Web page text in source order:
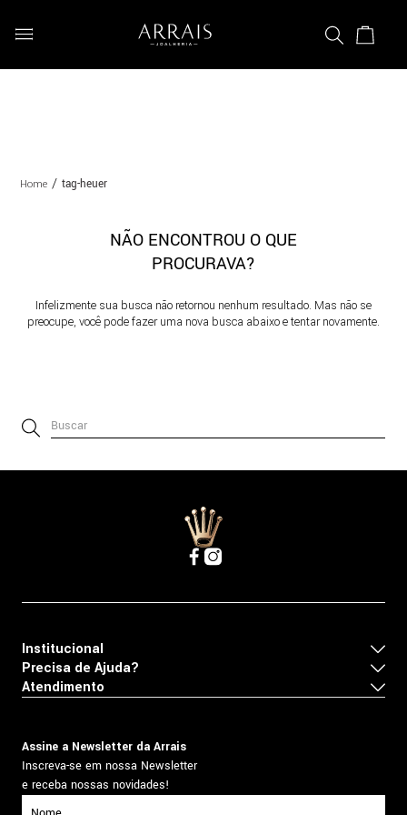
tag-heuer
NÃO ENCONTROU O QUE
PROCURAVA?
Infelizmente sua busca não retornou nenhum resultado. Mas não se
preocupe, você pode fazer uma nova busca abaixo e tentar novamente.
Buscar
Institucional
Precisa de Ajuda?
Atendimento
Assine a Newsletter da Arrais
Inscreva-se em nossa Newsletter
e receba nossas novidades!